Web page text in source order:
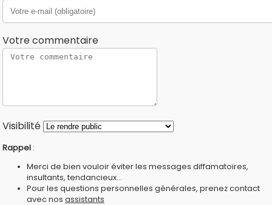
Votre commentaire
Visibilité
Rappel :
Merci de bien vouloir éviter les messages diffamatoires,
insultants, tendancieux...
Pour les questions personnelles générales, prenez contact
avec nos assistants